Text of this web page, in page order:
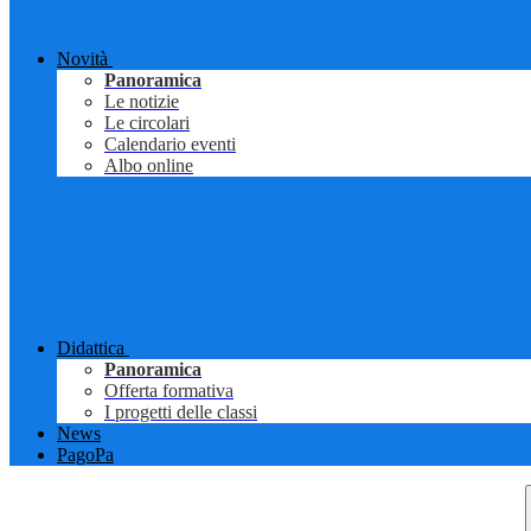
Novità
Panoramica
Le notizie
Le circolari
Calendario eventi
Albo online
Didattica
Panoramica
Offerta formativa
I progetti delle classi
News
PagoPa